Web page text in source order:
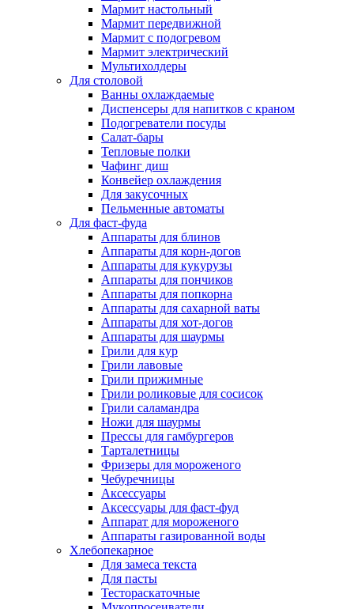
Мармит настольный
Мармит передвижной
Мармит с подогревом
Мармит электрический
Мультихолдеры
Для столовой
Ванны охлаждаемые
Диспенсеры для напитков с краном
Подогреватели посуды
Салат-бары
Тепловые полки
Чафинг диш
Конвейер охлаждения
Для закусочных
Пельменные автоматы
Для фаст-фуда
Аппараты для блинов
Аппараты для корн-догов
Аппараты для кукурузы
Аппараты для пончиков
Аппараты для попкорна
Аппараты для сахарной ваты
Аппараты для хот-догов
Аппараты для шаурмы
Грили для кур
Грили лавовые
Грили прижимные
Грили роликовые для сосисок
Грили саламандра
Ножи для шаурмы
Прессы для гамбургеров
Тарталетницы
Фризеры для мороженого
Чебуречницы
Аксессуары
Аксессуары для фаст-фуд
Аппарат для мороженого
Аппараты газированной воды
Хлебопекарное
Для замеса текста
Для пасты
Тестораскаточные